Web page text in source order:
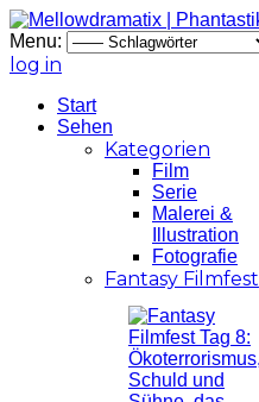
Menu:
log in
Start
Sehen
Kategorien
Film
Serie
Malerei &
Illustration
Fotografie
Fantasy Filmfest